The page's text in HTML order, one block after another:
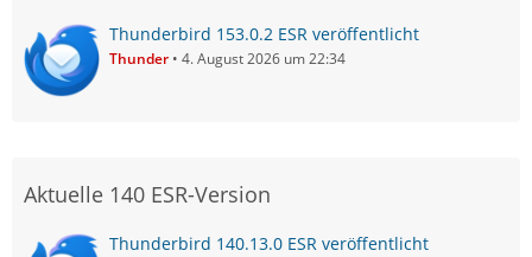
Thunderbird 153.0.2 ESR veröffentlicht
Thunder 4. August 2026 um 22:34
Aktuelle 140 ESR-Version
Thunderbird 140.13.0 ESR veröffentlicht